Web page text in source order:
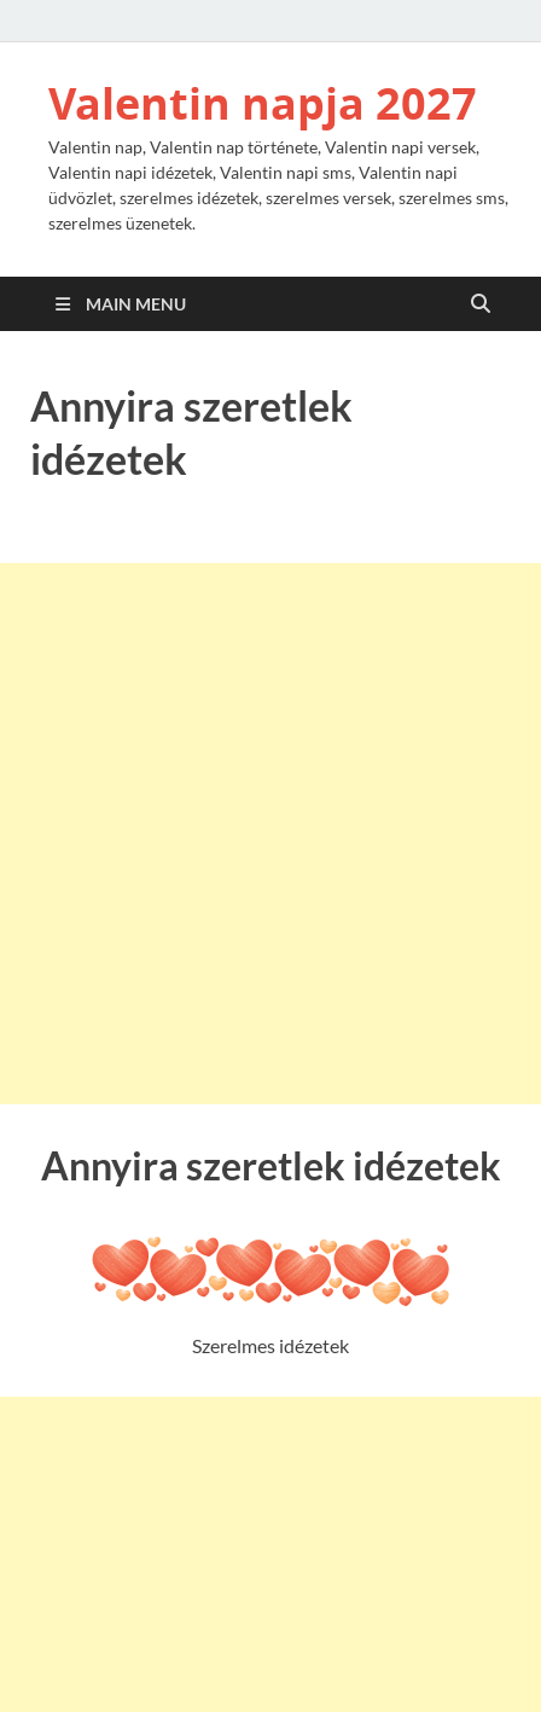
Valentin napja 2027
Valentin nap, Valentin nap története, Valentin napi versek,
Valentin napi idézetek, Valentin napi sms, Valentin napi
üdvözlet, szerelmes idézetek, szerelmes versek, szerelmes sms,
szerelmes üzenetek.
MAIN MENU
Annyira szeretlek
idézetek
Annyira szeretlek idézetek
Szerelmes idézetek